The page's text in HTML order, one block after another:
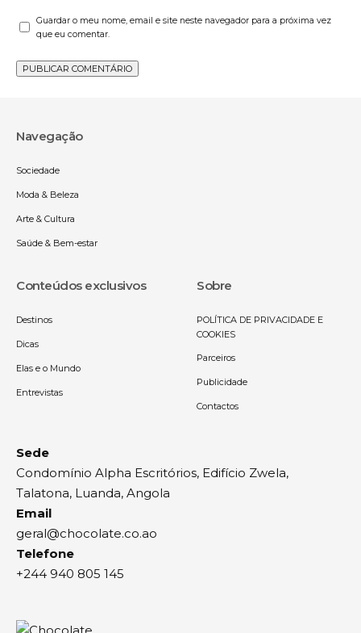
Guardar o meu nome, email e site neste navegador para a próxima vez
que eu comentar.
Navegação
Sociedade
Moda & Beleza
Arte & Cultura
Saúde & Bem-estar
Conteúdos exclusivos
Destinos
Dicas
Elas e o Mundo
Entrevistas
Sobre
POLÍTICA DE PRIVACIDADE E
COOKIES
Parceiros
Publicidade
Contactos
Sede
Condomínio Alpha Escritórios, Edifício Zwela,
Talatona, Luanda, Angola
Email
geral@chocolate.co.ao
Telefone
+244 940 805 145